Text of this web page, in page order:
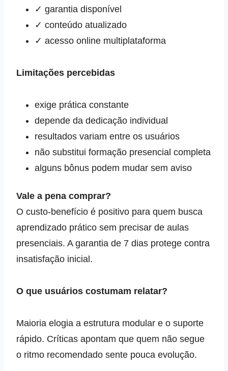
✓ garantia disponível
✓ conteúdo atualizado
✓ acesso online multiplataforma
Limitações percebidas
exige prática constante
depende da dedicação individual
resultados variam entre os usuários
não substitui formação presencial completa
alguns bônus podem mudar sem aviso
Vale a pena comprar?
O custo‑benefício é positivo para quem busca
aprendizado prático sem precisar de aulas
presenciais. A garantia de 7 dias protege contra
insatisfação inicial.
O que usuários costumam relatar?
Maioria elogia a estrutura modular e o suporte
rápido. Críticas apontam que quem não segue
o ritmo recomendado sente pouca evolução.